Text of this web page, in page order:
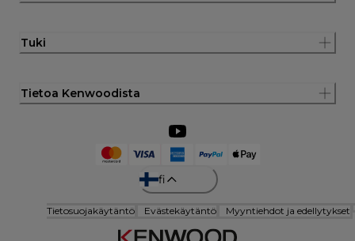
Tuki
Tietoa Kenwoodista
fi
Tietosuojakäytäntö Evästekäytäntö Myyntiehdot ja edellytykset